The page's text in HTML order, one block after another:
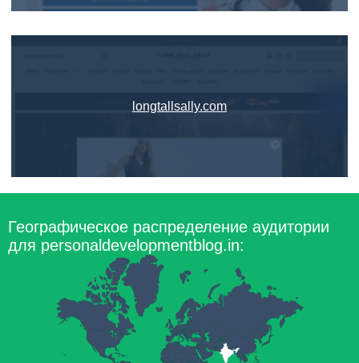
longtallsally.com
Географическое распределение аудитории
для personaldevelopmentblog.in: